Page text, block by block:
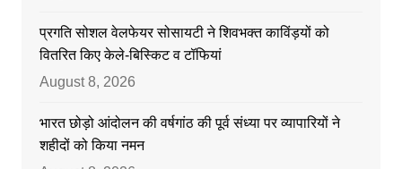
प्रगति सोशल वेलफेयर सोसायटी ने शिवभक्त काविंड़यों को
वितरित किए केले-बिस्किट व टॉफियां
August 8, 2026
भारत छोड़ो आंदोलन की वर्षगांठ की पूर्व संध्या पर व्यापारियों ने
शहीदों को किया नमन